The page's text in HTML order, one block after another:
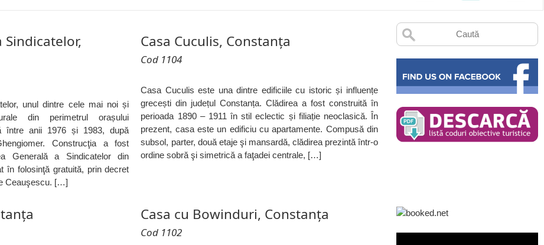
Sindicatelor,
unul dintre cele mai noi și
din perimetrul orașului
între anii 1976 și 1983, după
Construcţia a fost
Generală a Sindicatelor din
în folosinţă gratuită, prin decret
Ceauşescu. […]
Casa Cuculis, Constanța
Cod 1104
Casa Cuculis este una dintre edificiile cu istoric și influențe
grecești din județul Constanța. Clădirea a fost construită în
perioada 1890 – 1911 în stil eclectic și filiație neoclasică. În
prezent, casa este un edificiu cu apartamente. Compusă din
subsol, parter, două etaje şi mansardă, clădirea prezintă într-o
ordine sobră şi simetrică a faţadei centrale, […]
Casa cu Bowinduri, Constanța
Cod 1102